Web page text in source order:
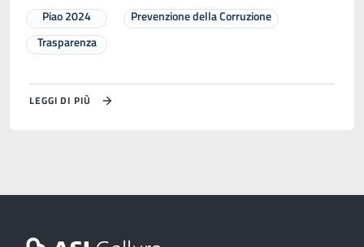
Piao 2024
Prevenzione della Corruzione
Trasparenza
LEGGI DI PIÙ